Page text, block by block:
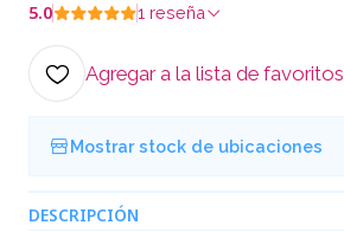
5.0 1 reseña
Agregar a la lista de favoritos
Mostrar stock de ubicaciones
DESCRIPCIÓN